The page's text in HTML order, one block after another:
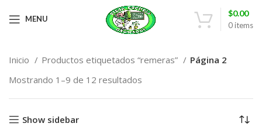
MENU
0items
$0.00
Inicio Productos etiquetados “remeras”
Página 2
Mostrando 1–9 de 12 resultados
Show sidebar